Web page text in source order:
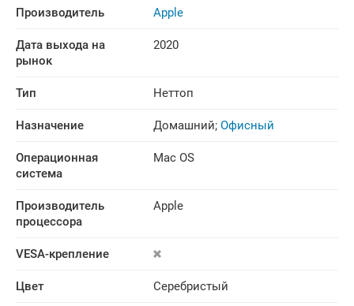
Производитель Apple
Дата выхода на
рынок
2020
Тип Неттоп
Назначение Домашний; Офисный
Операционная
система
Mac OS
Производитель
процессора
Apple
VESA-крепление
Цвет Серебристый